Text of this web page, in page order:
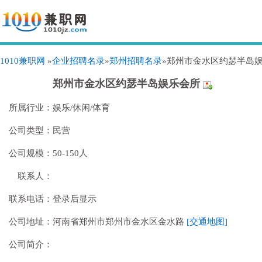
1010兼职网 »企业招聘名录»郑州招聘名录»郑州市金水区约瑟半岛
郑州市金水区约瑟半岛娱乐会所
所属行业： 娱乐/休闲/体育
公司类型： 民营
公司规模： 50-150人
联系人：
联系电话： 登录后显示
公司地址： 河南省郑州市郑州市金水区金水路 [交通地图]
公司简介：